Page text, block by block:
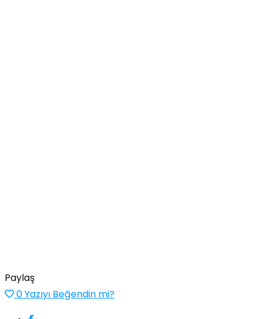
Paylaş
0Yazıyı Beğendin mi?